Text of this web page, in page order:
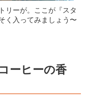
リーが。ここが『スタ
く入ってみましょう〜
ーヒーの香